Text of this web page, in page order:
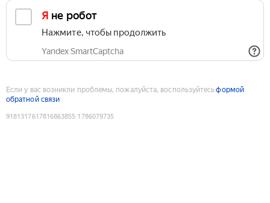
Я не робот
Нажмите, чтобы продолжить
Yandex SmartCaptcha
Если у вас возникли проблемы, пожалуйста, воспользуйтесьформой
обратной связи
9181317617816863855:1786079735